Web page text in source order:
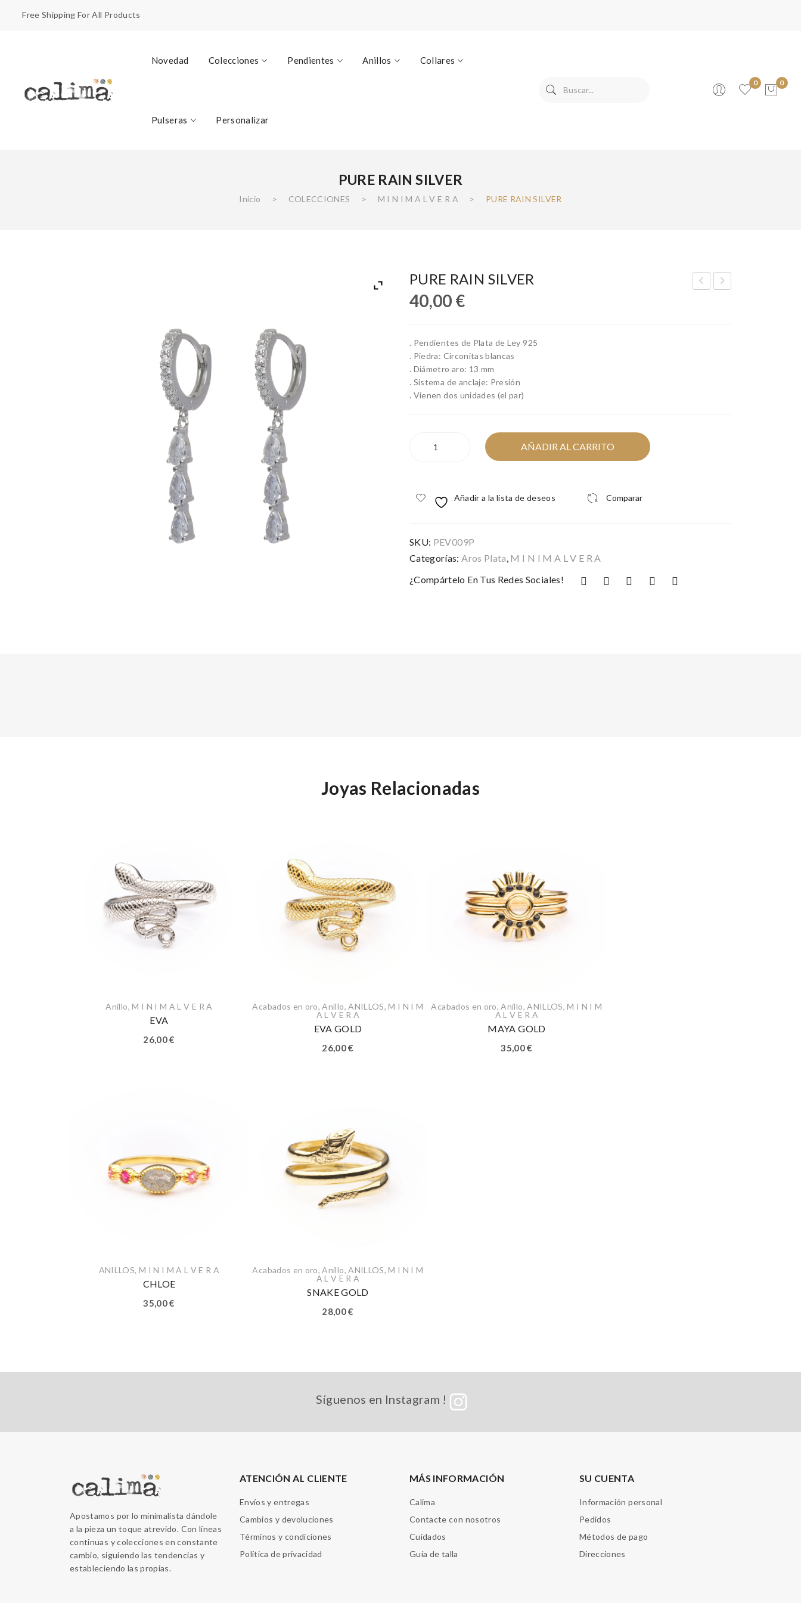
Free Shipping For All Products
Novedad Colecciones Pendientes Anillos Collares
Pulseras Personalizar
0
0
PURE RAIN SILVER
Inicio > COLECCIONES > M I N I M A L V E R A > PURE RAIN SILVER
PURE RAIN SILVER
40,00 €
. Pendientes de Plata de Ley 925
. Piedra: Circonitas blancas
. Diámetro aro: 13 mm
. Sistema de anclaje: Presión
. Vienen dos unidades (el par)
AÑADIR AL CARRITO
Añadir a la lista de deseos Comparar
SKU: PEV009P
Categorías:Aros Plata, M I N I M A L V E R A
¿Compártelo En Tus Redes Sociales!
Joyas Relacionadas
Anillo,M I N I M A L V E R A
EVA
26,00€
Acabados en oro,Anillo,ANILLOS,M I N I M
A L V E R A
EVA GOLD
26,00€
Acabados en oro,Anillo,ANILLOS,M I N I M
A L V E R A
MAYA GOLD
35,00€
ANILLOS, M I N I M A L V E R A
CHLOE
35,00€
Acabados en oro,Anillo,ANILLOS,M I N I M
A L V E R A
SNAKE GOLD
28,00€
Síguenos en Instagram !
Apostamos por lo minimalista dándole
a la pieza un toque atrevido. Con líneas
continuas y colecciones en constante
cambio, siguiendo las tendencias y
estableciendo las propias.
ATENCIÓN AL CLIENTE
Envíos y entregas
Cambios y devoluciones
Términos y condiciones
Política de privacidad
MÁS INFORMACIÓN
Calima
Contacte con nosotros
Cuidados
Guía de talla
SU CUENTA
Información personal
Pedidos
Métodos de pago
Direcciones